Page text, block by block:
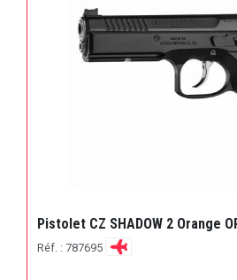
Pistolet CZ SHADOW 2 Orange
Réf. : 787695